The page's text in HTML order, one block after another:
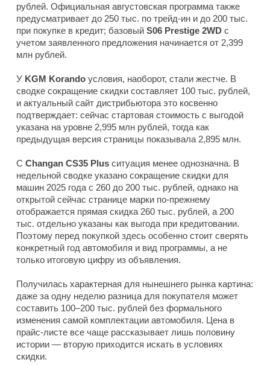
рублей. Официальная августовская программа также
предусматривает до 250 тыс. по трейд-ин и до 200 тыс.
при покупке в кредит; базовый S06 Prestige 2WD с
учетом заявленного предложения начинается от 2,399
млн рублей.
У KGM Korando условия, наоборот, стали жестче. В
сводке сокращение скидки составляет 100 тыс. рублей,
и актуальный сайт дистрибьютора это косвенно
подтверждает: сейчас стартовая стоимость с выгодой
указана на уровне 2,995 млн рублей, тогда как
предыдущая версия страницы показывала 2,895 млн.
С Changan CS35 Plus ситуация менее однозначна. В
недельной сводке указано сокращение скидки для
машин 2025 года с 260 до 200 тыс. рублей, однако на
открытой сейчас странице марки по-прежнему
отображается прямая скидка 260 тыс. рублей, а 200
тыс. отдельно указаны как выгода при кредитовании.
Поэтому перед покупкой здесь особенно стоит сверять
конкретный год автомобиля и вид программы, а не
только итоговую цифру из объявления.
Получилась характерная для нынешнего рынка картина:
даже за одну неделю разница для покупателя может
составить 100–200 тыс. рублей без формального
изменения самой комплектации автомобиля. Цена в
прайс-листе все чаще рассказывает лишь половину
истории — вторую приходится искать в условиях
скидки.